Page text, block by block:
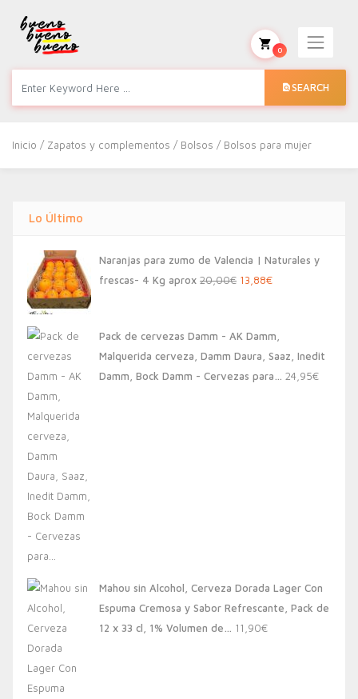
SEARCH
0
Inicio / Zapatos y complementos / Bolsos / Bolsos para mujer
Lo Último
Naranjas para zumo de Valencia | Naturales y
frescas- 4 Kg aprox 20,00€ El
era:
20,00€.
13,88€El
es:
13,88€.
Pack de cervezas Damm - AK Damm,
Malquerida cerveza, Damm Daura, Saaz, Inedit
Damm, Bock Damm - Cervezas para… 24,95€
Mahou sin Alcohol, Cerveza Dorada Lager Con
Espuma Cremosa y Sabor Refrescante, Pack de
12 x 33 cl, 1% Volumen de… 11,90€